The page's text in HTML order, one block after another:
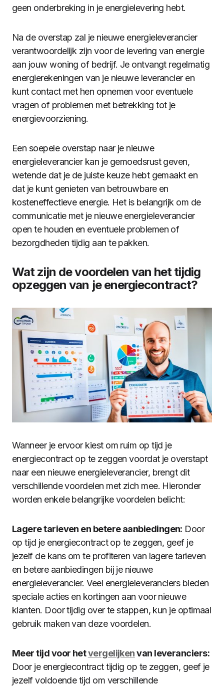
geen onderbreking in je energielevering hebt.
Na de overstap zal je nieuwe energieleverancier
verantwoordelijk zijn voor de levering van energie
aan jouw woning of bedrijf. Je ontvangt regelmatig
energierekeningen van je nieuwe leverancier en
kunt contact met hen opnemen voor eventuele
vragen of problemen met betrekking tot je
energievoorziening.
Een soepele overstap naar je nieuwe
energieleverancier kan je gemoedsrust geven,
wetende dat je de juiste keuze hebt gemaakt en
dat je kunt genieten van betrouwbare en
kosteneffectieve energie. Het is belangrijk om de
communicatie met je nieuwe energieleverancier
open te houden en eventuele problemen of
bezorgdheden tijdig aan te pakken.
Wat zijn de voordelen van het tijdig
opzeggen van je energiecontract?
Wanneer je ervoor kiest om ruim op tijd je
energiecontract op te zeggen voordat je overstapt
naar een nieuwe energieleverancier, brengt dit
verschillende voordelen met zich mee. Hieronder
worden enkele belangrijke voordelen belicht:
Lagere tarieven en betere aanbiedingen: Door
op tijd je energiecontract op te zeggen, geef je
jezelf de kans om te profiteren van lagere tarieven
en betere aanbiedingen bij je nieuwe
energieleverancier. Veel energieleveranciers bieden
speciale acties en kortingen aan voor nieuwe
klanten. Door tijdig over te stappen, kun je optimaal
gebruik maken van deze voordelen.
Meer tijd voor hetvergelijkenvan leveranciers:
Door je energiecontract tijdig op te zeggen, geef je
jezelf voldoende tijd om verschillende